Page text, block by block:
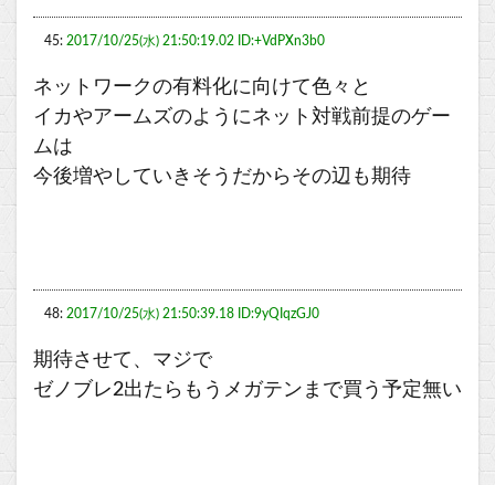
45: 2017/10/25(水) 21:50:19.02 ID:+VdPXn3b0
ネットワークの有料化に向けて色々と
イカやアームズのようにネット対戦前提のゲー
ムは
今後増やしていきそうだからその辺も期待
48: 2017/10/25(水) 21:50:39.18 ID:9yQIqzGJ0
期待させて、マジで
ゼノブレ2出たらもうメガテンまで買う予定無い